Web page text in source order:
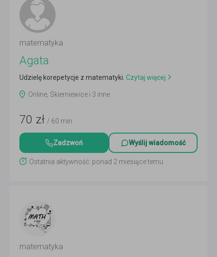
matematyka
Agata
Udzielę korepetycje z matematyki. Czytaj więcej
Online, Skierniewice i 3 inne
70 zł / 60 min
Zadzwoń Wyślij wiadomość
Ostatnia aktywność: ponad 2 miesiące temu
matematyka